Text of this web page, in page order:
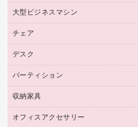
トナーカートリッジ
コピートナー
インクカートリッジ
プロッター用紙
ハガキ用紙
その他コピー用紙・プリンタ用紙
コピー用紙
マウスパッド
マウス
パソコンバッグ／収納用品
ネットワーク／ＬＡＮ機器
ネットワーク／ＬＡＮアクセサリー
セキュリティ用品
レーザープリンタ／複合機
メモリーカード
プロジェクタ
ファクシミリ
デジタルカメラ
スキャナー
コピー機
ブルーレイディスク
ＣＤ－ＲＷ
ＣＤ－Ｒ
メディア収納用品
大型ビジネスマシン
プリンタ
チェア
応接イス・ベンチ
オフィスチェア
デスク
ミーティングテーブル
デスク
カウンター
パーティション
ホワイトボード・黒板
収納家具
保管庫・書庫
オフィスアクセサリー